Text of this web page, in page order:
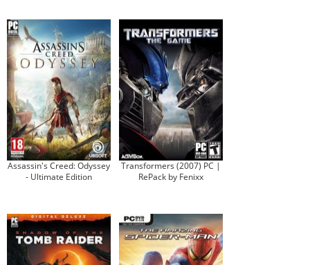
Assassin's Creed: Odyssey
- Ultimate Edition
Transformers (2007) PC |
RePack by Fenixx